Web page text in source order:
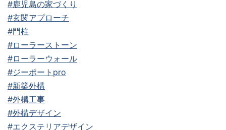
#鹿児島の家づくり
#玄関アプローチ
#門柱
#ローラーストーン
#ローラーウォール
#ジーポートpro
#新築外構
#外構工事
#外構デザイン
#エクステリアデザイン